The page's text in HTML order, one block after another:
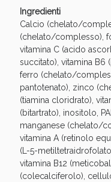
Ingredienti
Calcio (chelato/
(chelato/complesso),
vitamina C (acido
succitato), vitamina B6
ferro (chelato/
pantotenato), zinco
(tiamina cloridrato),
(bitartrato), inositolo,
manganese (chelato/
vitamina A (retinolo
(L-5-
vitamina B12
(colecalciferolo),
Sconto fino